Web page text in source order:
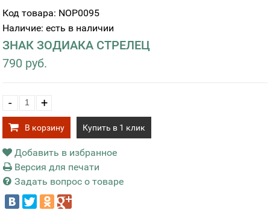
Код товара: NOP0095
Наличие: есть в наличии
ЗНАК ЗОДИАКА СТРЕЛЕЦ
790 руб.
- +
В корзину Купить в 1 клик
Добавить в избранное
Версия для печати
Задать вопрос о товаре